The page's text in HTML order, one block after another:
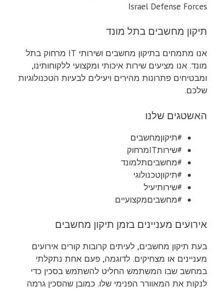
Israel Defense Forces
תיקון מחשבים בתל מונד
אנו מתמחים בתיקון מחשבים ושירותי IT מרחוק בתל
מונד. אנו מציעים שירות איכותי ומקצועי ללקוחותינו,
ומבטיחים פתרונות מהירים ויעילים לבעיות הטכנולוגיות
שלכם.
האשטגים שלנו
#תיקוןמחשבים
#שירותITמרחוק
#מחשביםתלמונד
#תיקוןטכנולוגי
#שירותיעיל
#מחשביםמקצועיים
אירועים מעניינים בזמן תיקון מחשבים
בעת תיקון מחשבים, לעיתים קרובות קורים אירועים
מעניינים או מצחיקים. לדוגמה, פעם אחת נתקלתי
במחשב שבו המשתמש החליט להשתמש בסכין כדי
לנקות את המאוורר הפנימי שלו. כמובן שהסכין גרמה